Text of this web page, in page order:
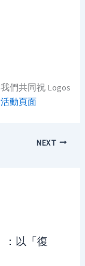
們共同祝 Logos
動頁面
NEXT
：以「復